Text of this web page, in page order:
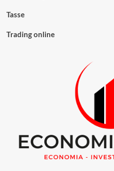
Tasse
Trading online